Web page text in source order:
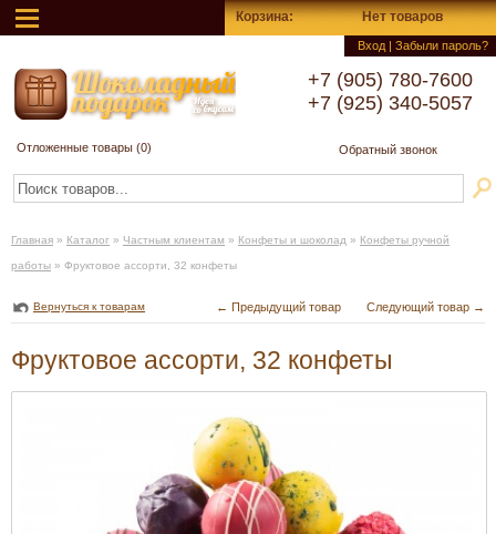
Вход | Забыли пароль?
Корзина: Нет товаров
+7 (905) 780-7600
+7 (925) 340-5057
Отложенные товары (0) Обратный звонок
Главная » Каталог » Частным клиентам » Конфеты и шоколад » Конфеты ручной
работы » Фруктовое ассорти, 32 конфеты
Вернуться к товарам ← Предыдущий товар Следующий товар →
Фруктовое ассорти, 32 конфеты